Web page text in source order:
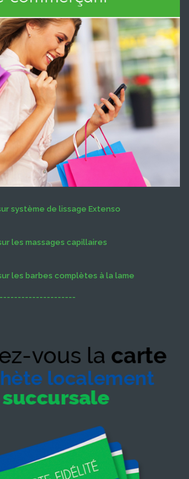
système de lissage Extenso
les massages capillaires
les barbes complètes à la lame